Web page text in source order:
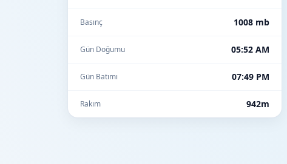
Basınç 1008 mb
Gün Doğumu 05:52 AM
Gün Batımı 07:49 PM
Rakım 942m